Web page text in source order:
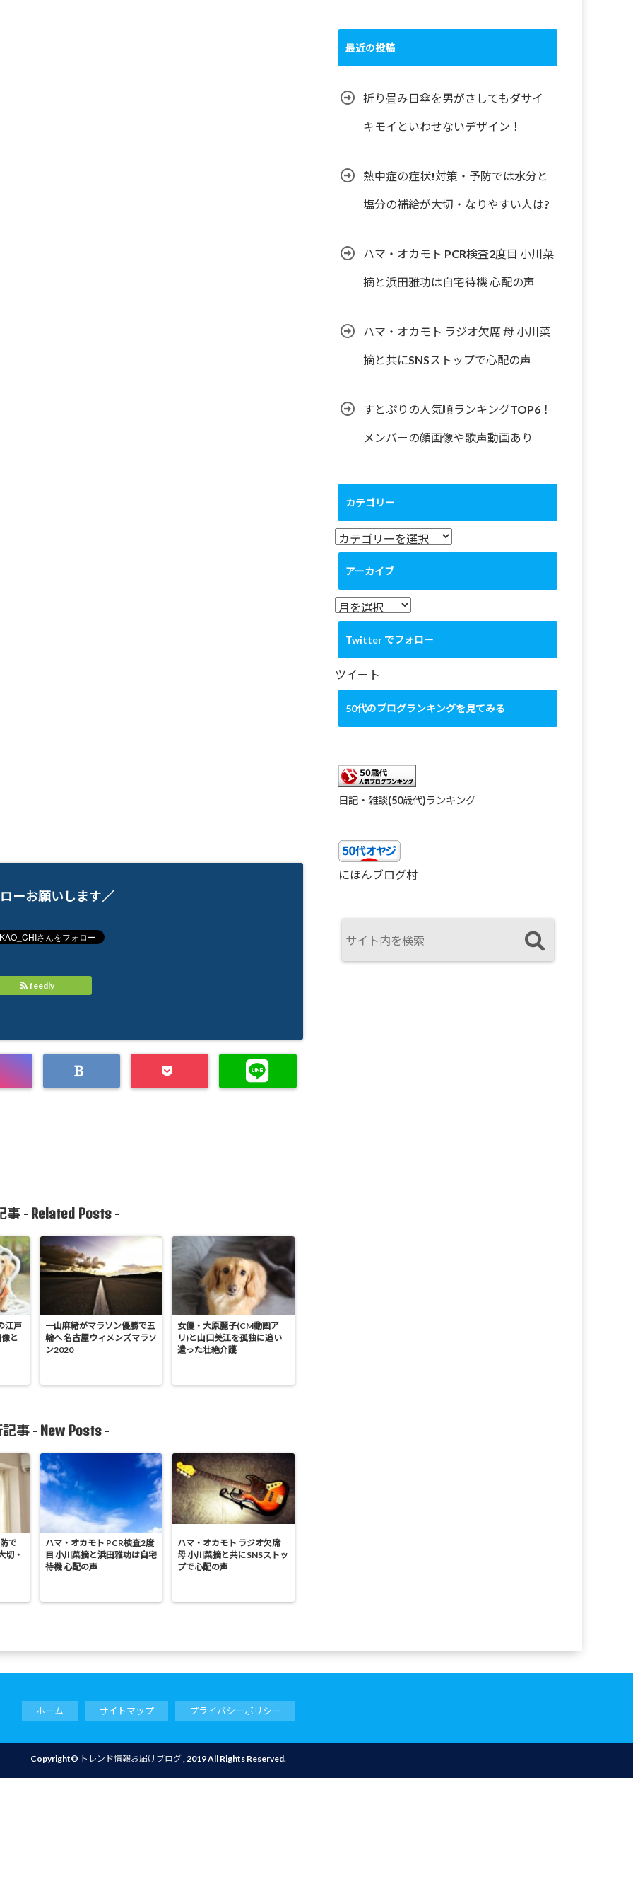
ーお願いします／
feedly
事 - Related Posts-
江戸
と
一山麻緒がマラソン優勝で五
輪へ 名古屋ウィメンズマラソ
ン2020
女優・大原麗子(CM動画ア
リ)と山口美江を孤独に追い
遣った壮絶介護
事 - New Posts -
で
切・
ハマ・オカモト PCR検査2度
目 小川菜摘と浜田雅功は自宅
待機 心配の声
ハマ・オカモト ラジオ欠席
母 小川菜摘と共にSNSストッ
プで心配の声
最近の投稿
折り畳み日傘を男がさしてもダサイ
キモイといわせないデザイン！
熱中症の症状!対策・予防では水分と
塩分の補給が大切・なりやすい人は?
ハマ・オカモト PCR検査2度目 小川菜
摘と浜田雅功は自宅待機 心配の声
ハマ・オカモト ラジオ欠席 母 小川菜
摘と共にSNSストップで心配の声
すとぷりの人気順ランキングTOP6！
メンバーの顔画像や歌声動画あり
カテゴリー
カ
テ
リ
ー
アーカイブ
ア
ー
イ
ブ
Twitter でフォロー
ツイート
50代のブログランキングを見てみる
日記・雑談(50歳代)ランキング
にほんブログ村
ホーム サイトマップ プライバシーポリシー
Copyright© トレンド情報お届けブログ, 2019 All Rights Reserved.